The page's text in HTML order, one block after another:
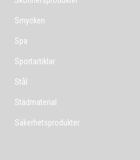
Smycken
Spa
Sportartiklar
Stål
Städmaterial
Säkerhetsprodukter